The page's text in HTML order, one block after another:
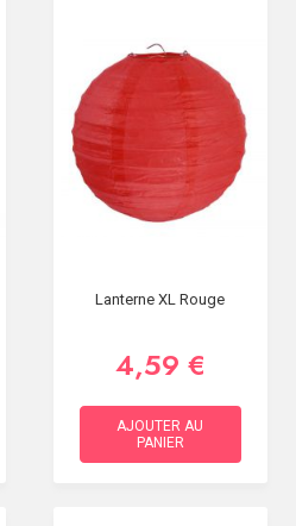
Lanterne XL Rouge
4,59 €
AJOUTER AU
PANIER